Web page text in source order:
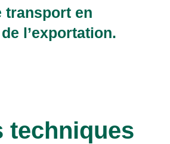
transport en
l’exportation.
techniques